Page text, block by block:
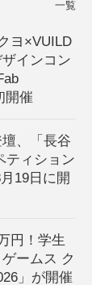
一覧
ヨ×VUILD
インコン
開催
、「長谷
ティション
19日に開
円！学生
ームス ク
」が開催